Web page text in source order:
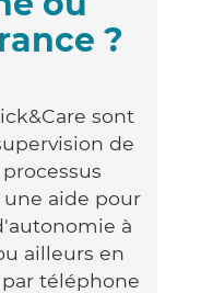
?
sont
de
aide pour
à
ailleurs en
téléphone